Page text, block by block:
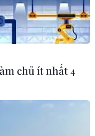
chủ ít nhất 4